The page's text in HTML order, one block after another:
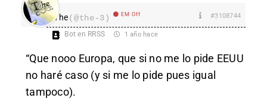
The(@the-3) EM Off #3108744
Bot en RRSS 1 año hace
“Que nooo Europa, que si no me lo pide EEUU
no haré caso (y si me lo pide pues igual
tampoco).